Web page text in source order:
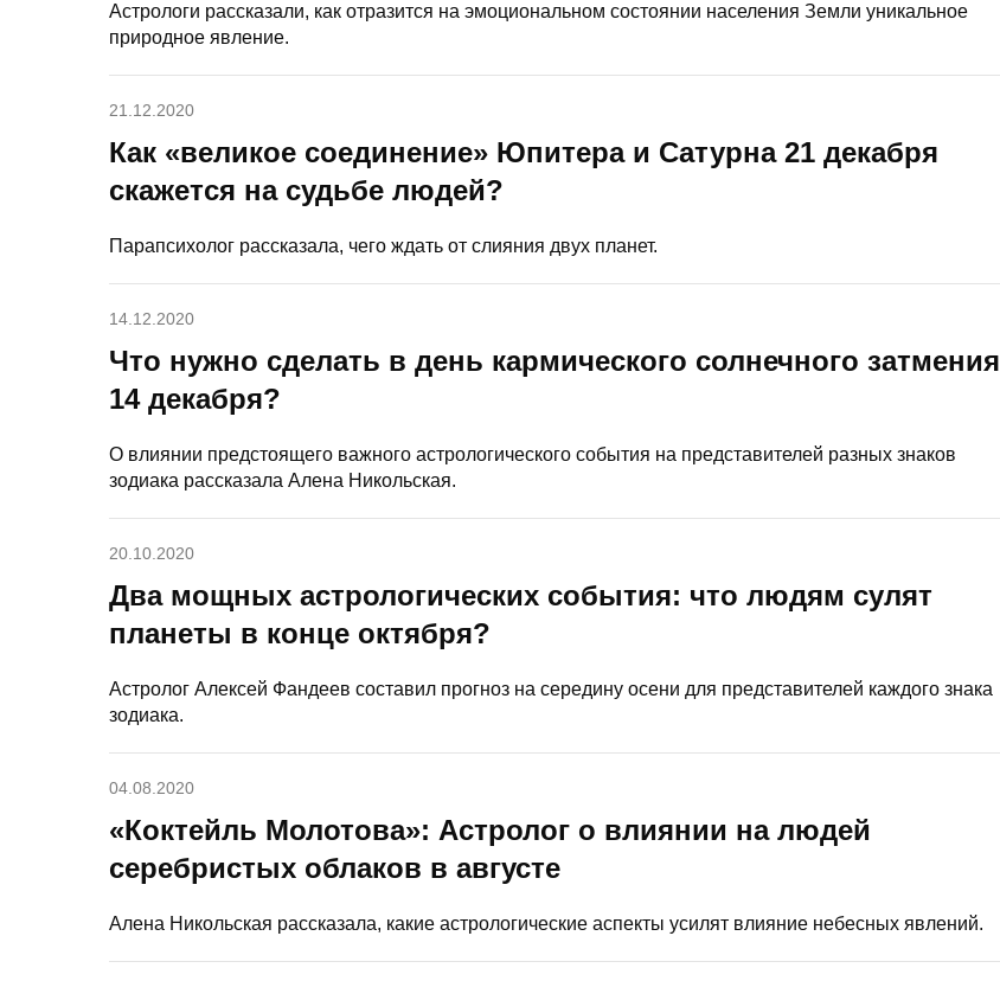
Астрологи рассказали, как отразится на эмоциональном состоянии населения Земли уникальное
природное явление.
21.12.2020
Как «великое соединение» Юпитера и Сатурна 21 декабря
скажется на судьбе людей?
Парапсихолог рассказала, чего ждать от слияния двух планет.
14.12.2020
Что нужно сделать в день кармического солнечного затмения
14 декабря?
О влиянии предстоящего важного астрологического события на представителей разных знаков
зодиака рассказала Алена Никольская.
20.10.2020
Два мощных астрологических события: что людям сулят
планеты в конце октября?
Астролог Алексей Фандеев составил прогноз на середину осени для представителей каждого знака
зодиака.
04.08.2020
«Коктейль Молотова»: Астролог о влиянии на людей
серебристых облаков в августе
Алена Никольская рассказала, какие астрологические аспекты усилят влияние небесных явлений.